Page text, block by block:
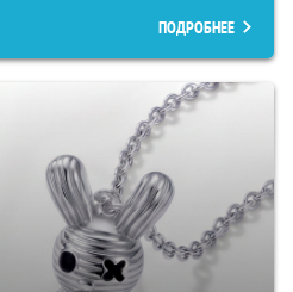
ПОДРОБНЕЕ